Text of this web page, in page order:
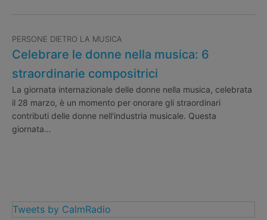
PERSONE DIETRO LA MUSICA
Celebrare le donne nella musica: 6
straordinarie compositrici
La giornata internazionale delle donne nella musica, celebrata
il 28 marzo, è un momento per onorare gli straordinari
contributi delle donne nell'industria musicale. Questa
giornata…
Tweets by CalmRadio